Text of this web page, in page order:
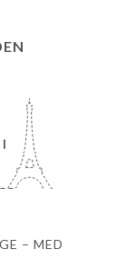
– MED
I